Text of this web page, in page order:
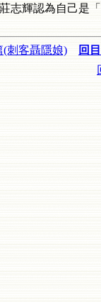
志輝認為自己是
(刺客聶隱娘)
回